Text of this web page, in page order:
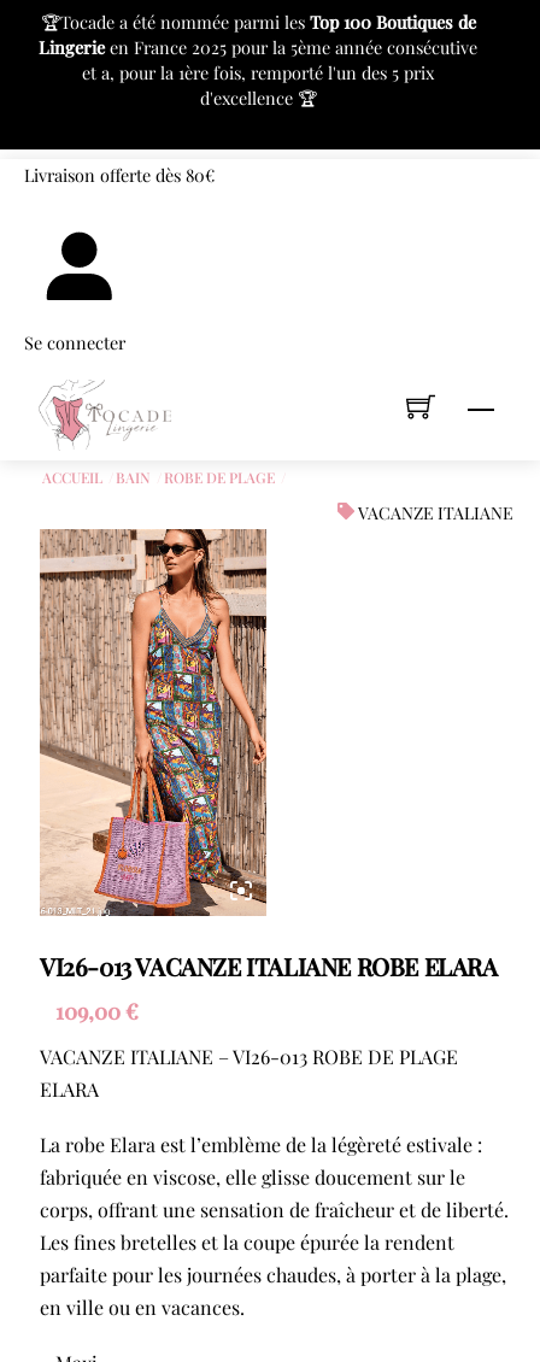
🏆Tocade a été nommée parmi les Top 100 Boutiques de
Lingerieen France 2025 pour la 5ème année consécutive
et a, pour la 1ère fois, remporté l'un des 5 prix
d'excellence 🏆
Skip
content
Livraison offerte dès 80€
Se connecter
ACCUEIL BAIN ROBE DE PLAGE
VACANZE ITALIANE
VI26-013 VACANZE ITALIANE ROBE ELARA
109,00€
VACANZE ITALIANE – VI26-013 ROBE DE PLAGE
ELARA
La robe Elara est l’emblème de la légèreté estivale :
fabriquée en viscose, elle glisse doucement sur le
corps, offrant une sensation de fraîcheur et de liberté.
Les fines bretelles et la coupe épurée la rendent
parfaite pour les journées chaudes, à porter à la plage,
en ville ou en vacances.